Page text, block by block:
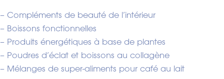
– Compléments de beauté de l’intérieur
– Boissons fonctionnelles
– Produits énergétiques à base de plantes
– Poudres d’éclat et boissons au collagène
– Mélanges de super-aliments pour café au lait